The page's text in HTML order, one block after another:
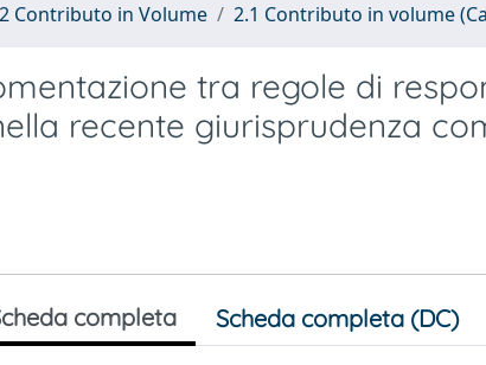
2 Contributo in Volume 2.1 Contributo in volume
tra regole di
recente giurisprudenza
completa Scheda completa (DC)